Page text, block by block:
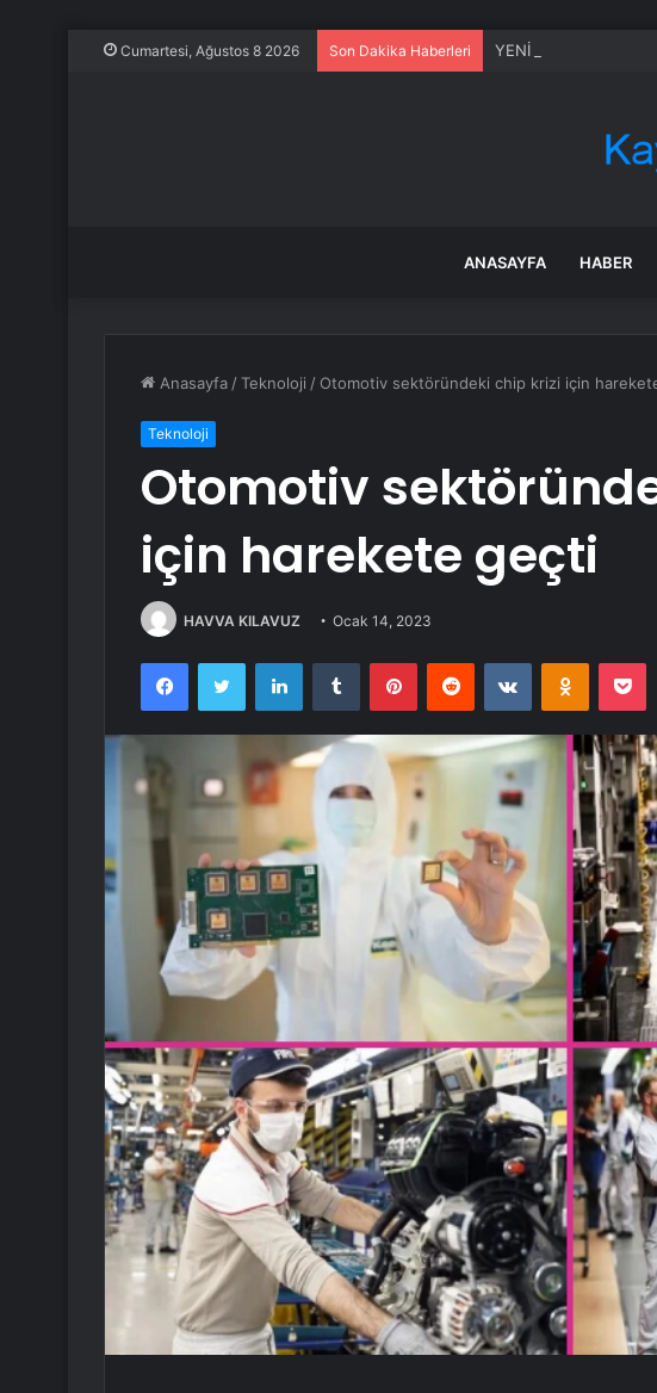
Cumartesi, Ağustos 8 2026 Son Dakika Haberleri YENİ Parti’de PM,
ANASAYFA HABER
Anasayfa /Teknoloji / Otomotiv sektöründeki chip krizi için
Teknoloji
Otomotiv
için harekete geçti
HAVVA KILAVUZ Ocak 14, 2023
FacebookTwitter LinkedInTumblr PinterestReddit VKontakte